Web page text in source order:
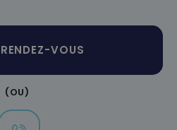
VOUS
(OU)